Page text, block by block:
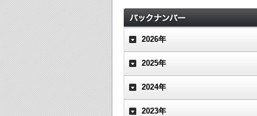
2026年
2025年
2024年
2023年